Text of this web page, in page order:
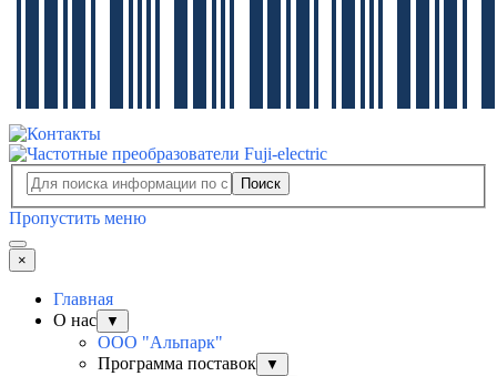
Поиск
Пропустить меню
×
Главная
О нас
▼
ООО "Альпарк"
Программа поставок
▼